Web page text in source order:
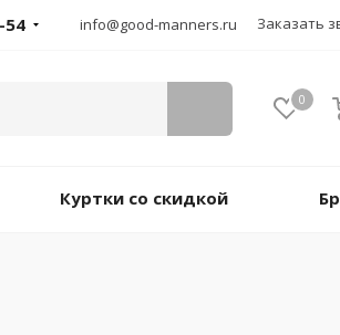
54 info@good-manners.ru Заказать
0
Куртки со скидкой